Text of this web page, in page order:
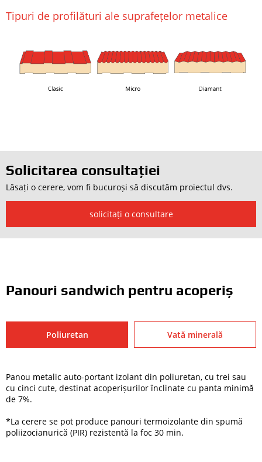
Tipuri de profilături ale suprafețelor metalice
Solicitarea consultației
Lăsați o cerere, vom fi bucuroși să discutăm proiectul dvs.
solicitați o consultare
Panouri sandwich pentru acoperiș
Poliuretan Vată minerală
Panou metalic auto-portant izolant din poliuretan, cu trei sau
cu cinci cute, destinat acoperișurilor înclinate cu panta minimă
de 7%.
*La cerere se pot produce panouri termoizolante din spumă
poliizocianurică (PIR) rezistentă la foc 30 min.